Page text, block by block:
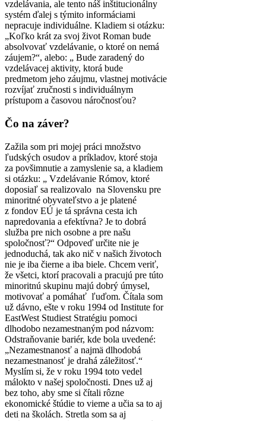
vzdelávania, ale tento náš inštitucionálny
systém ďalej s týmito informáciami
nepracuje individuálne. Kladiem si otázku:
„Koľko krát za svoj život Roman bude
absolvovať vzdelávanie, o ktoré on nemá
záujem?“, alebo: „ Bude zaradený do
vzdelávacej aktivity, ktorá bude
predmetom jeho záujmu, vlastnej motivácie
rozvíjať zručnosti s individuálnym
prístupom a časovou náročnosťou?
Čo na záver?
Zažila som pri mojej práci množstvo
ľudských osudov a príkladov, ktoré stoja
za povšimnutie a zamyslenie sa, a kladiem
si otázku: „ Vzdelávanie Rómov, ktoré
doposiaľ sa realizovalo na Slovensku pre
minoritné obyvateľstvo a je platené
z fondov EÚ je tá správna cesta ich
napredovania a efektívna? Je to dobrá
služba pre nich osobne a pre našu
spoločnosť?“ Odpoveď určite nie je
jednoduchá, tak ako nič v našich životoch
nie je iba čierne a iba biele. Chcem veriť,
že všetci, ktorí pracovali a pracujú pre túto
minoritnú skupinu majú dobrý úmysel,
motivovať a pomáhať ľuďom. Čítala som
už dávno, ešte v roku 1994 od Institute for
EastWest Studiest Stratégiu pomoci
dlhodobo nezamestnaným pod názvom:
Odstraňovanie bariér, kde bola uvedené:
„Nezamestnanosť a najmä dlhodobá
nezamestnanosť je drahá záležitosť.“
Myslím si, že v roku 1994 toto vedel
málokto v našej spoločnosti. Dnes už aj
bez toho, aby sme si čítali rôzne
ekonomické štúdie to vieme a učia sa to aj
deti na školách. Stretla som sa aj